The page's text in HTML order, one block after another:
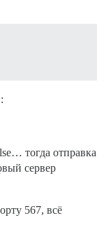
тогда отправка
сервер
567, всё